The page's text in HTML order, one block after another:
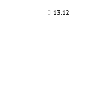
13.12